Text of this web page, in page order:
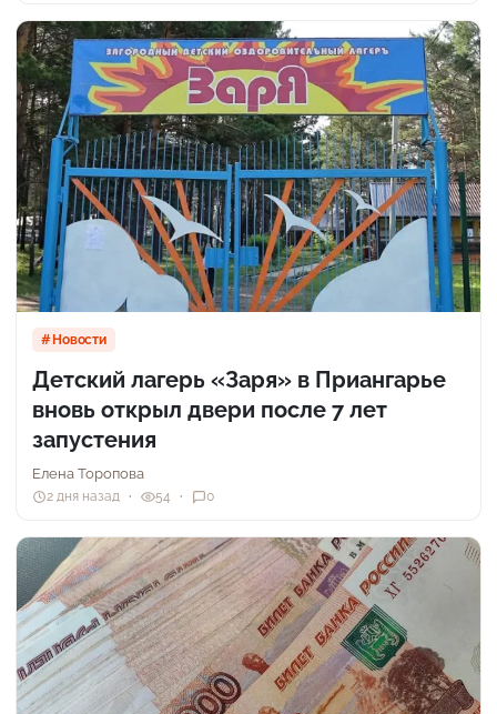
Новости
Детский лагерь «Заря» в Приангарье
вновь открыл двери после 7 лет
запустения
Елена Торопова
2 дня назад 54 0